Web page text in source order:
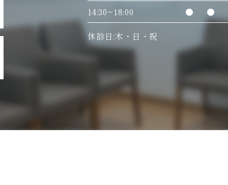
14:30~18:00
● ●
休診日:木・日・祝